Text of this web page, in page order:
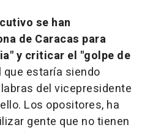
se han
de Caracas para
y criticar el "golpe de
que estaría siendo
del vicepresidente
Los opositores, ha
gente que no tienen